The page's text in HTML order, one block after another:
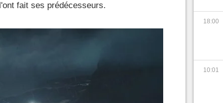
fait ses prédécesseurs.
18:00
10:01